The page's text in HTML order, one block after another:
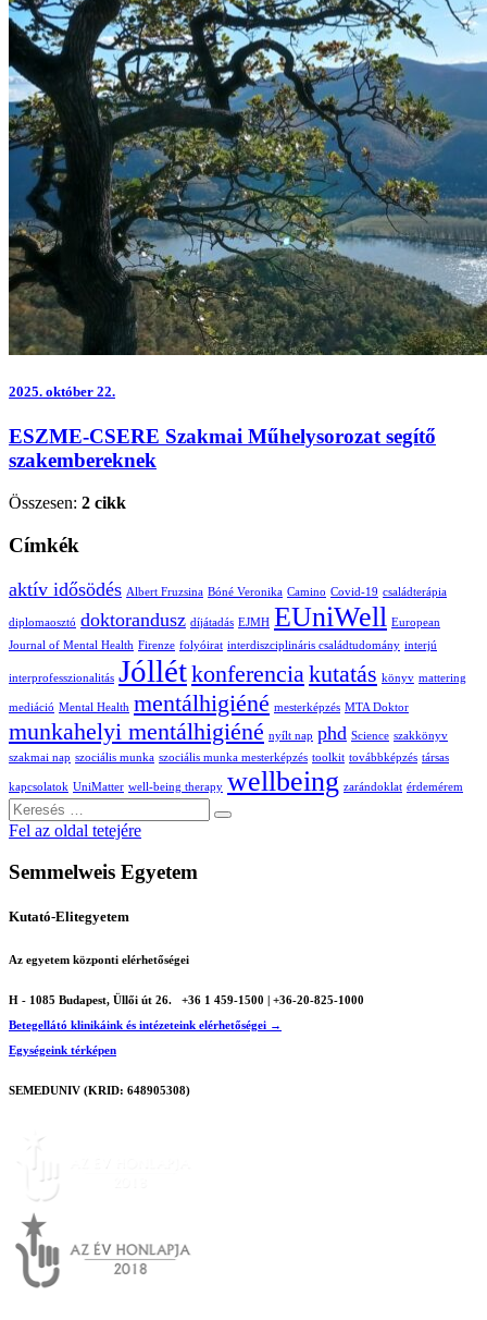
2025. október 22.
ESZME-CSERE Szakmai Műhelysorozat segítő
szakembereknek
Összesen: 2 cikk
Címkék
aktív idősödés Albert Fruzsina Bóné Veronika Camino Covid-19 családterápia
diplomaosztó doktorandusz díjátadás EJMH EUniWell European
Journal of Mental Health Firenze folyóirat interdiszciplináris családtudomány interjú
interprofesszionalitás Jóllétkonferencia kutatás könyv mattering
mediáció Mental Health mentálhigiéné mesterképzés MTA Doktor
munkahelyi mentálhigiéné nyílt nap phd Science szakkönyv
szakmai nap szociális munka szociális munka mesterképzés toolkit továbbképzés társas
kapcsolatok UniMatter well-being therapy wellbeing zarándoklat érdemérem
Keresés
Fel az oldal tetejére
Semmelweis Egyetem
Kutató-Elitegyetem
Az egyetem központi elérhetőségei
H - 1085 Budapest, Üllői út 26.
+36 1 459-1500 | +36-20-825-1000
Betegellátó klinikáink és intézeteink elérhetőségei →
Egységeink térképen
SEMEDUNIV (KRID: 648905308)